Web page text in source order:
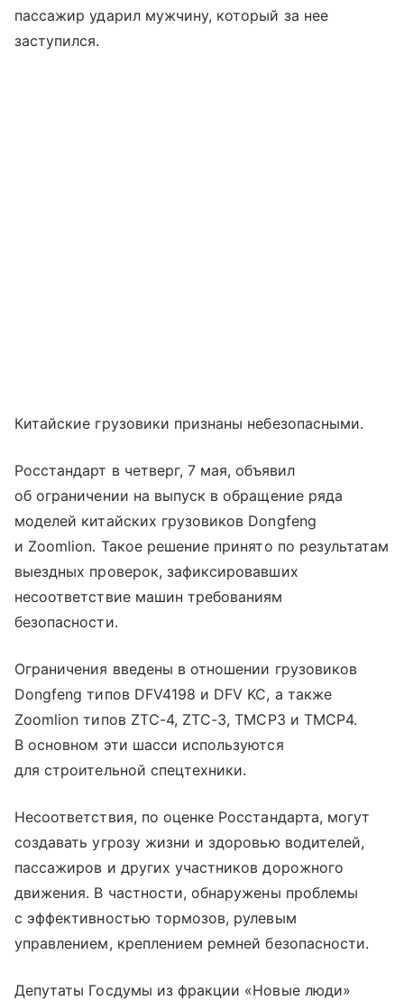
пассажир ударил мужчину, который за нее
заступился.
Китайские грузовики признаны небезопасными.
Росстандарт в четверг, 7 мая, объявил
об ограничении на выпуск в обращение ряда
моделей китайских грузовиков Dongfeng
и Zoomlion. Такое решение принято по результатам
выездных проверок, зафиксировавших
несоответствие машин требованиям
безопасности.
Ограничения введены в отношении грузовиков
Dongfeng типов DFV4198 и DFV KC, а также
Zoomlion типов ZTC-4, ZTC-3, TMCP3 и TMCP4.
В основном эти шасси используются
для строительной спецтехники.
Несоответствия, по оценке Росстандарта, могут
создавать угрозу жизни и здоровью водителей,
пассажиров и других участников дорожного
движения. В частности, обнаружены проблемы
с эффективностью тормозов, рулевым
управлением, креплением ремней безопасности.
Депутаты Госдумы из фракции «Новые люди»